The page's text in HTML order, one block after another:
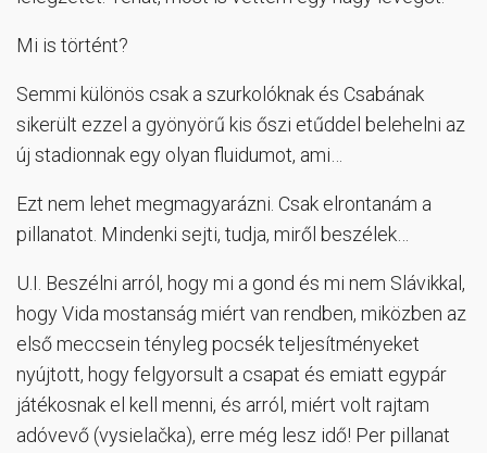
Mi is történt?
Semmi különös csak a szurkolóknak és Csabának
sikerült ezzel a gyönyörű kis őszi etűddel belehelni az
új stadionnak egy olyan fluidumot, ami…
Ezt nem lehet megmagyarázni. Csak elrontanám a
pillanatot. Mindenki sejti, tudja, miről beszélek…
U.I. Beszélni arról, hogy mi a gond és mi nem Slávikkal,
hogy Vida mostanság miért van rendben, miközben az
első meccsein tényleg pocsék teljesítményeket
nyújtott, hogy felgyorsult a csapat és emiatt egypár
játékosnak el kell menni, és arról, miért volt rajtam
adóvevő (vysielačka), erre még lesz idő! Per pillanat